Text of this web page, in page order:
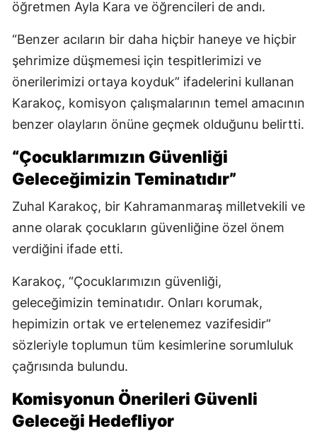
öğretmen Ayla Kara ve öğrencileri de andı.
“Benzer acıların bir daha hiçbir haneye ve hiçbir
şehrimize düşmemesi için tespitlerimizi ve
önerilerimizi ortaya koyduk” ifadelerini kullanan
Karakoç, komisyon çalışmalarının temel amacının
benzer olayların önüne geçmek olduğunu belirtti.
“Çocuklarımızın Güvenliği
Geleceğimizin Teminatıdır”
Zuhal Karakoç, bir Kahramanmaraş milletvekili ve
anne olarak çocukların güvenliğine özel önem
verdiğini ifade etti.
Karakoç, “Çocuklarımızın güvenliği,
geleceğimizin teminatıdır. Onları korumak,
hepimizin ortak ve ertelenemez vazifesidir”
sözleriyle toplumun tüm kesimlerine sorumluluk
çağrısında bulundu.
Komisyonun Önerileri Güvenli
Geleceği Hedefliyor